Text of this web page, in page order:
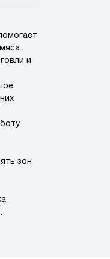
и
зон